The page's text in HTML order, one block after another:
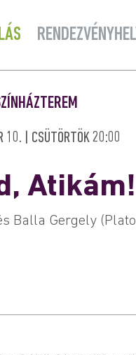
10. | CSÜTÖRTÖK 20:00
Atikám!
Balla Gergely